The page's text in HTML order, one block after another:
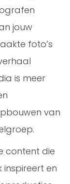
jouw
foto’s
is meer
van
content die
en